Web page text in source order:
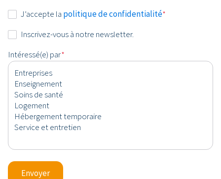
Consentement
J’accepte la politique de confidentialité*
Newsletter
Inscrivez-vous à notre newsletter.
Intéressé(e) par*
Envoyer